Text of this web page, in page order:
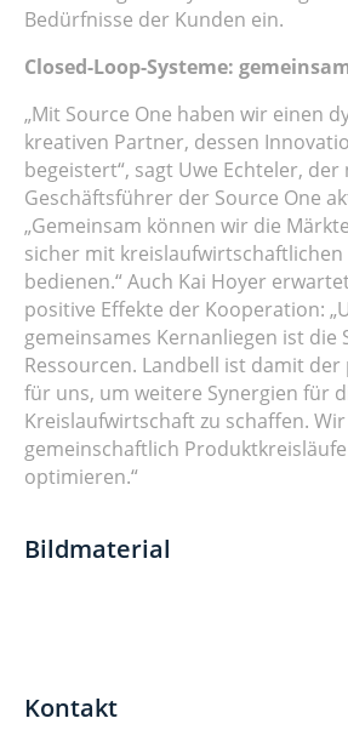
Bedürfnisse der Kunden ein.
Closed-Loop-Systeme:
„Mit Source One haben wir einen
kreativen Partner, dessen
begeistert“, sagt Uwe Echteler,
Geschäftsführer der Source One
„Gemeinsam können wir die
sicher mit kreislaufwirtschaftlichen
bedienen.“ Auch Kai Hoyer
positive Effekte der Kooperation:
gemeinsames Kernanliegen ist die
Ressourcen. Landbell ist damit
für uns, um weitere Synergien für
Kreislaufwirtschaft zu schaffen.
gemeinschaftlich
optimieren.“
Bildmaterial
Kontakt